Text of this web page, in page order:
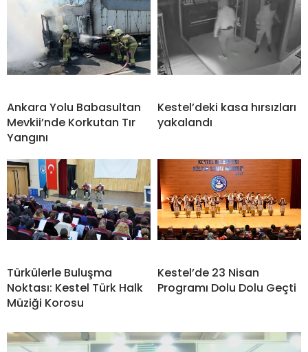
Ankara Yolu Babasultan
Mevkii’nde Korkutan Tır
Yangını
Kestel’deki kasa hırsızları
yakalandı
Türkülerle Buluşma
Noktası: Kestel Türk Halk
Müziği Korosu
Kestel’de 23 Nisan
Programı Dolu Dolu Geçti